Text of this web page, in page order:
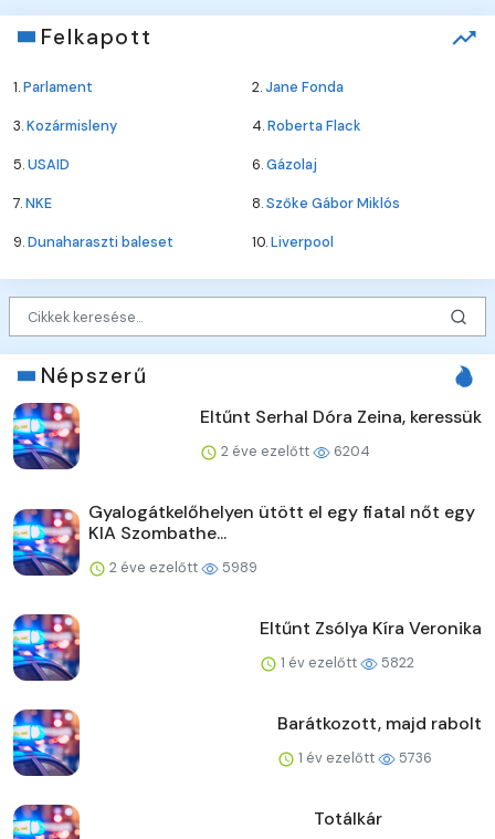
Felkapott
1.Parlament 2.Jane Fonda
3.Kozármisleny 4.Roberta Flack
5.USAID 6.Gázolaj
7.NKE 8.Szőke Gábor Miklós
9.Dunaharaszti baleset 10.Liverpool
Népszerű
Eltűnt Serhal Dóra Zeina, keressük
2 éve ezelőtt 6204
Gyalogátkelőhelyen ütött el egy fiatal nőt egy
KIA Szombathe...
2 éve ezelőtt 5989
Eltűnt Zsólya Kíra Veronika
1 év ezelőtt 5822
Barátkozott, majd rabolt
1 év ezelőtt 5736
Totálkár